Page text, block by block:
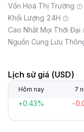
Vốn Hoá Thị Trường
Khối Lượng 24H
Cao Nhất Mọi Thời Đại
Nguồn Cung Lưu
Lịch sử giá (USD)
Hôm nay 7
+0.43% -